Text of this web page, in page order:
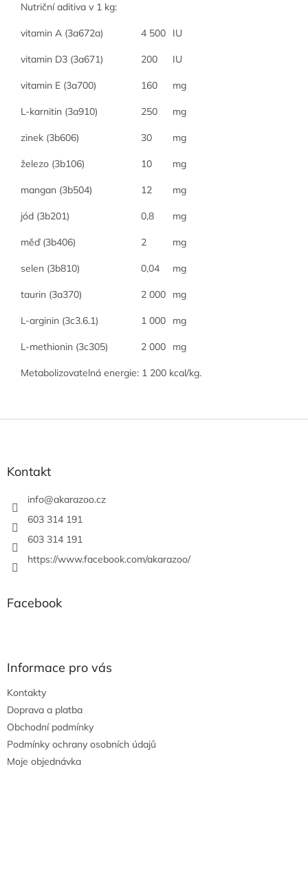
Nutriční aditiva v 1 kg:
vitamin A (3a672a) 4 500 IU
vitamin D3 (3a671) 200 IU
vitamin E (3a700) 160 mg
L-karnitin (3a910) 250 mg
zinek (3b606) 30 mg
železo (3b106) 10 mg
mangan (3b504) 12 mg
jód (3b201) 0,8 mg
měď (3b406) 2 mg
selen (3b810) 0,04 mg
taurin (3a370) 2 000 mg
L-arginin (3c3.6.1) 1 000 mg
L-methionin (3c305) 2 000 mg
Metabolizovatelná energie: 1 200 kcal/kg.
Kontakt
info@akarazoo.cz
603 314 191
603 314 191
https://www.facebook.com/akarazoo/
Facebook
Informace pro vás
Kontakty
Doprava a platba
Obchodní podmínky
Podmínky ochrany osobních údajů
Moje objednávka